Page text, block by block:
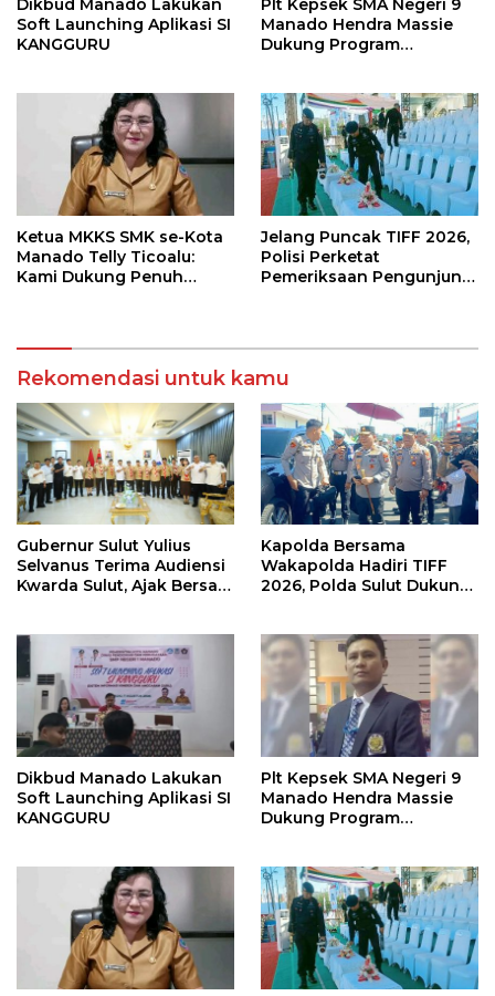
Dikbud Manado Lakukan
Soft Launching Aplikasi SI
KANGGURU
Plt Kepsek SMA Negeri 9
Manado Hendra Massie
Dukung Program
Ketua MKKS SMK se-Kota
Manado Telly Ticoalu:
Kami Dukung Penuh
Jelang Puncak TIFF 2026,
Polisi Perketat
Pemeriksaan Pengunjung
Rekomendasi untuk kamu
Gubernur Sulut Yulius
Selvanus Terima Audiensi
Kwarda Sulut, Ajak Bersatu
Kapolda Bersama
Wakapolda Hadiri TIFF
2026, Polda Sulut Dukung
Dikbud Manado Lakukan
Soft Launching Aplikasi SI
KANGGURU
Plt Kepsek SMA Negeri 9
Manado Hendra Massie
Dukung Program